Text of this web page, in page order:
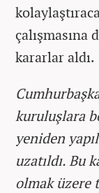
çalışmasına
kararlar aldı.
kuruluşlara
yeniden
uzatıldı. Bu
olmak üzere